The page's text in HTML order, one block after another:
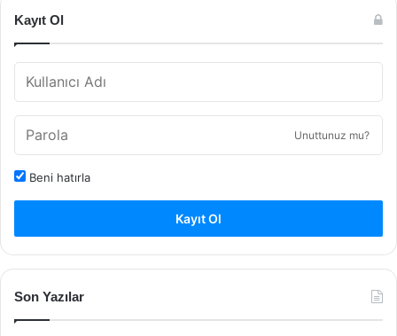
Kayıt Ol
Unuttunuz mu?
Beni hatırla
Kayıt Ol
Son Yazılar